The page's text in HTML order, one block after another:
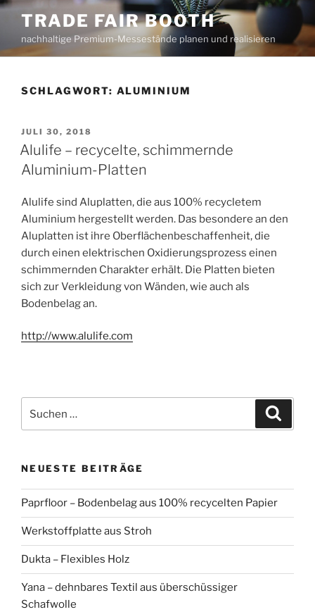
Zum
Inhalt
springen
TRADE FAIR BOOTH
nachhaltige Premium-Messestände planen und realisieren
SCHLAGWORT: ALUMINIUM
VERÖFFENTLICHT
AM
JULI 30, 2018
Alulife – recycelte, schimmernde
Aluminium-Platten
Alulife sind Aluplatten, die aus 100% recycletem
Aluminium hergestellt werden. Das besondere an den
Aluplatten ist ihre Oberflächenbeschaffenheit, die
durch einen elektrischen Oxidierungsprozess einen
schimmernden Charakter erhält. Die Platten bieten
sich zur Verkleidung von Wänden, wie auch als
Bodenbelag an.
http://www.alulife.com
nach:
NEUESTE BEITRÄGE
Paprfloor – Bodenbelag aus 100% recycelten Papier
Werkstoffplatte aus Stroh
Dukta – Flexibles Holz
Yana – dehnbares Textil aus überschüssiger
Schafwolle